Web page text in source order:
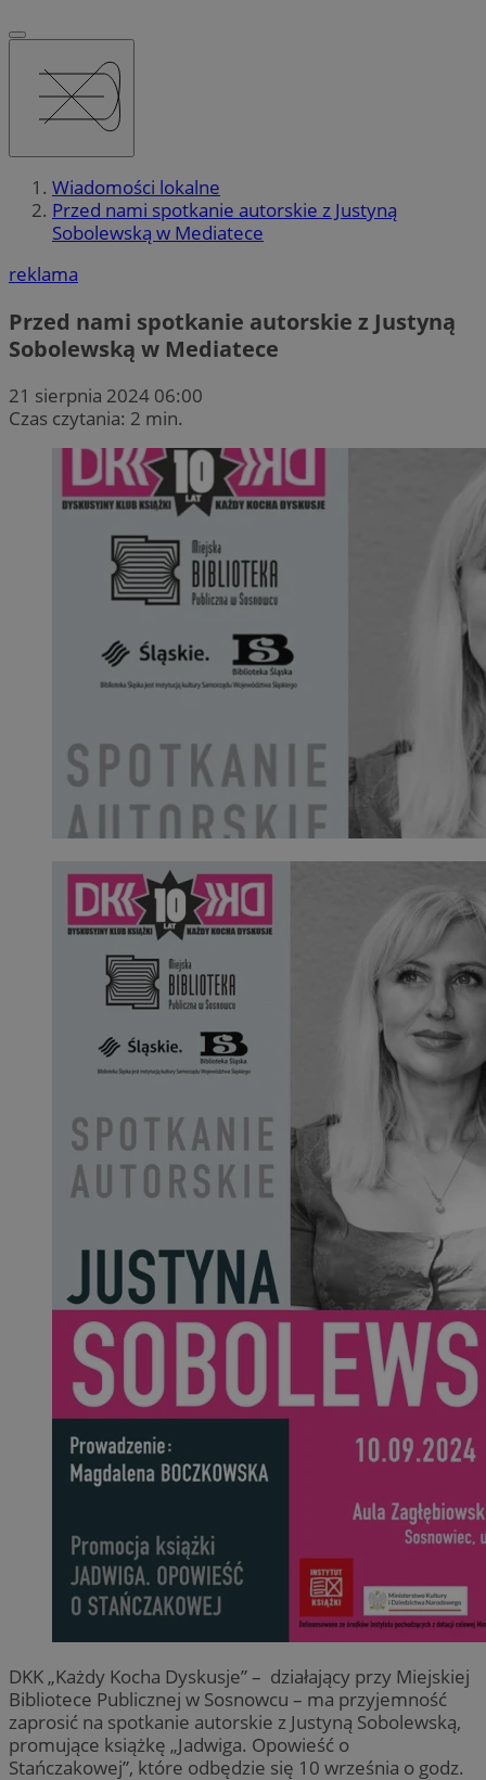
Wiadomości lokalne
Przed nami spotkanie autorskie z Justyną
Sobolewską w Mediatece
reklama
Przed nami spotkanie autorskie z Justyną
Sobolewską w Mediatece
21 sierpnia 2024 06:00
Czas czytania: 2 min.
DKK „Każdy Kocha Dyskusje” – działający przy Miejskiej
Bibliotece Publicznej w Sosnowcu – ma przyjemność
zaprosić na spotkanie autorskie z Justyną Sobolewską,
promujące książkę „Jadwiga. Opowieść o
Stańczakowej”, które odbędzie się 10 września o godz.